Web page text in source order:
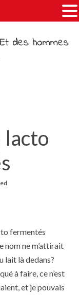
de fringues.
lacto
fermentés
nom ne m’attirait
lait là dedans?
à faire, ce n’est
et je pouvais